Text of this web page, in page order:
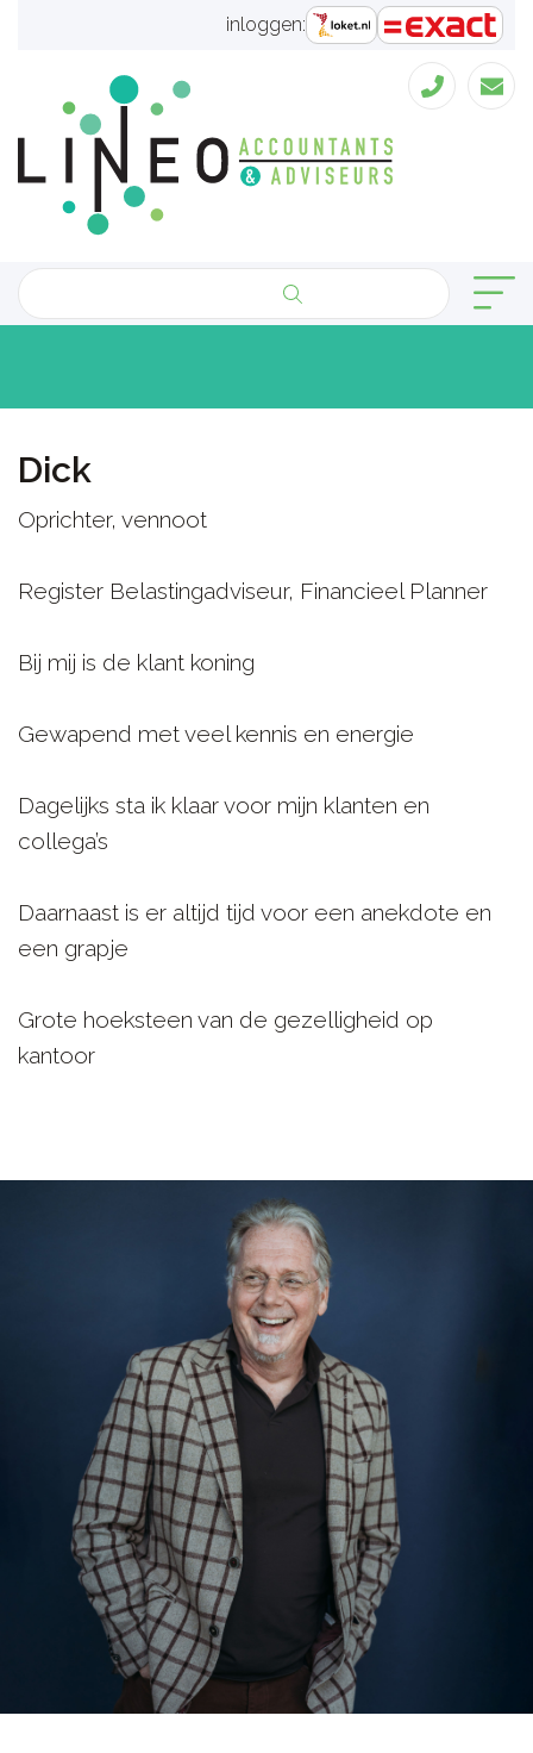
inloggen:
Dick
Oprichter, vennoot
Register Belastingadviseur, Financieel Planner
Bij mij is de klant koning
Gewapend met veel kennis en energie
Dagelijks sta ik klaar voor mijn klanten en
collega’s
Daarnaast is er altijd tijd voor een anekdote en
een grapje
Grote hoeksteen van de gezelligheid op
kantoor